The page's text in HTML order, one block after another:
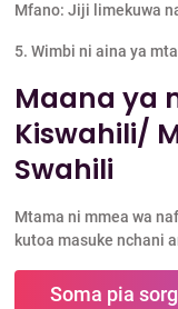
Mfano: Jiji limekuwa
5. Wimbi ni aina ya
Maana ya
Kiswahili/
Swahili
Mtama ni mmea wa
kutoa masuke nchani
Soma pia